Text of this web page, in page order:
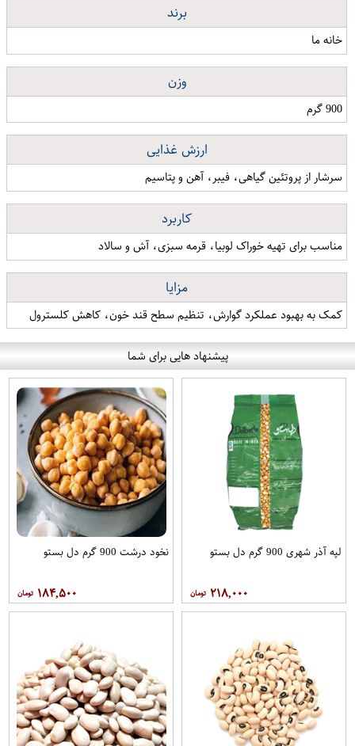
برند
خانه ما
وزن
900 گرم
ارزش غذایی
سرشار از پروتئین گیاهی، فیبر، آهن و پتاسیم
کاربرد
مناسب برای تهیه خوراک لوبیا، قرمه سبزی، آش و سالاد
مزایا
کمک به بهبود عملکرد گوارش، تنظیم سطح قند خون، کاهش کلسترول
پیشنهاد هایی برای شما
لپه آذر شهری 900 گرم دل بستو
۲۱۸,۰۰۰
نخود درشت 900 گرم دل بستو
۱۸۴,۵۰۰